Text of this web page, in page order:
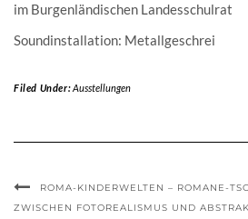
im Burgenländischen Landesschulrat
Soundinstallation: Metallgeschrei
Filed Under:Ausstellungen
ROMA-KINDERWELTEN – ROMANE-
ZWISCHEN FOTOREALISMUS UND